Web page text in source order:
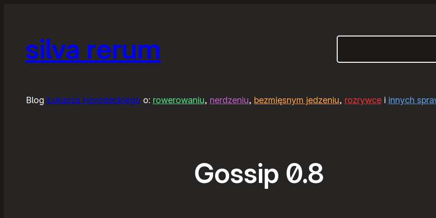
silva rerum
Blog Łukasza Horodeckiego o: rowerowaniu, nerdzeniu, bezmięsnym jedzeniu, rozrywcei innych
Gossip 0.8